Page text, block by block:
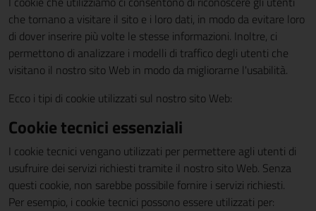
che tornano a visitare il sito e i loro dati, in modo da evitare loro
di dover inserire più volte le stesse informazioni. Inoltre, ci
permettono di analizzare i modelli di traffico degli utenti che
visitano il nostro sito Web in modo da migliorarne l'usabilità.
Ecco i tipi di cookie utilizzati sul nostro sito Web:
Cookie tecnici essenziali
I cookie tecnici vengano utilizzati per permettere agli utenti di
usufruire dei servizi richiesti tramite il nostro sito Web. Senza
questi cookie, non sarebbe possibile fornire i servizi richiesti.
Per esempio, i cookie tecnici possono essere utilizzati per: